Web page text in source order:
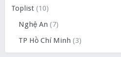
Toplist(10)
Nghệ An (7)
TP Hồ Chí Minh (3)